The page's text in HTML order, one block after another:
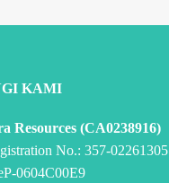
KAMI
Resources (CA0238916)
No.: 357-02261305
0604C00E9